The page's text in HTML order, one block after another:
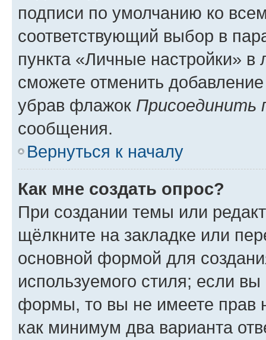
подписи по умолчанию ко
соответствующий выбор в
пункта «Личные настройки»
сможете отменить
убрав флажок Присоединить
сообщения.
Вернуться к началу
Как мне создать опрос?
При создании темы или
щёлкните на закладке или
основной формой для
используемого стиля; если
формы, то вы не имеете прав
как минимум два варианта